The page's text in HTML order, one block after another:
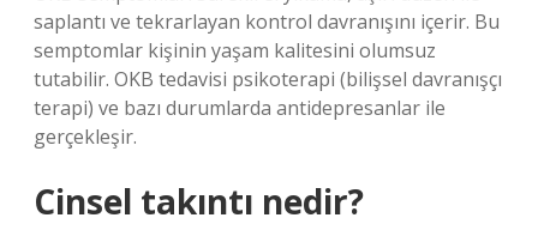
saplantı ve tekrarlayan kontrol davranışını içerir. Bu
semptomlar kişinin yaşam kalitesini olumsuz
tutabilir. OKB tedavisi psikoterapi (bilişsel davranışçı
terapi) ve bazı durumlarda antidepresanlar ile
gerçekleşir.
Cinsel takıntı nedir?